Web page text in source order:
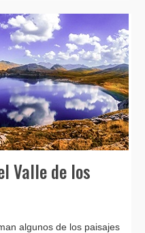
Valle de los
algunos de los paisajes